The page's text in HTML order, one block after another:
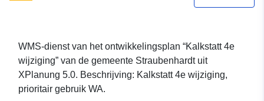
WMS-dienst van het ontwikkelingsplan “Kalkstatt 4e
wijziging” van de gemeente Straubenhardt uit
XPlanung 5.0. Beschrijving: Kalkstatt 4e wijziging,
prioritair gebruik WA.